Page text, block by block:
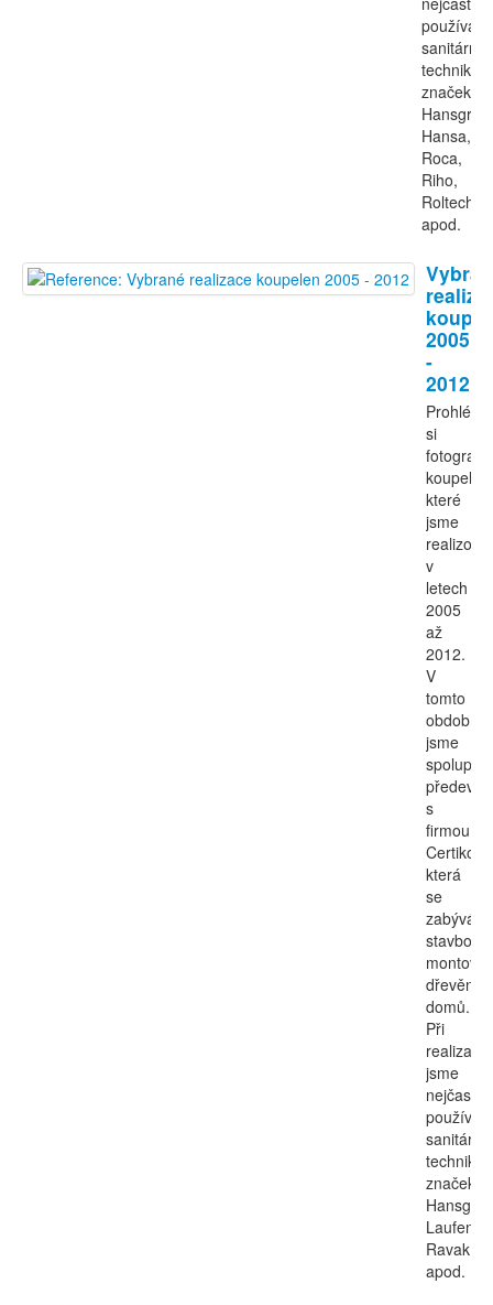
používali
sanitární
techniku
značek
Hansa,
Roca,
Riho,
Roltechnik
apod.
2005
-
2012
si
fotografie
koupelen,
které
jsme
v
letech
2005
až
2012.
V
tomto
období
jsme
s
firmou
Certiko,
která
se
zabývá
stavbou
domů.
Při
jsme
nejčastěji
používali
sanitární
techniku
značek
Laufen,
Ravak
apod.